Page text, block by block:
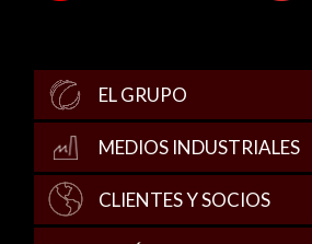
EL GRUPO
MEDIOS INDUSTRIALES
CLIENTES Y SOCIOS